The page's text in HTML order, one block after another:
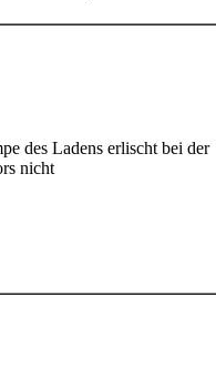
des Ladens erlischt bei der
nicht